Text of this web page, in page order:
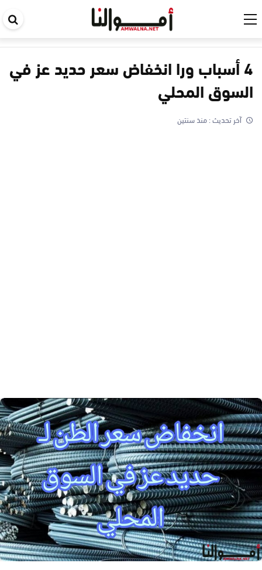
4 أسباب ورا انخفاض سعر حديد عز في
السوق المحلي
آخر تحديث :منذ سنتين